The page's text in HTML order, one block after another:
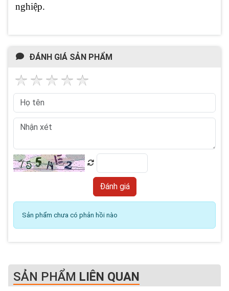
nghiệp.
ĐÁNH GIÁ SẢN PHẨM
Sản phẩm chưa có phản hồi nào
SẢN PHẨM LIÊN QUAN